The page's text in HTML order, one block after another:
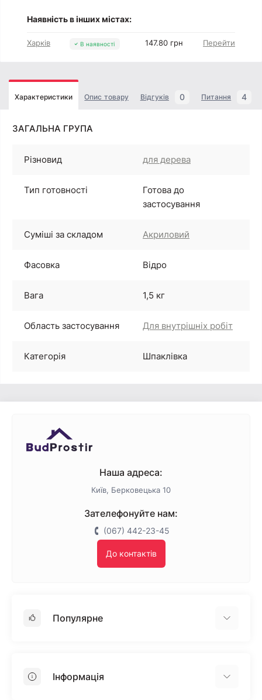
Наявність в інших містах:
Харків В наявності 147.80 грн Перейти
Характеристики Опис товару Відгуків 0 Питання 4
ЗАГАЛЬНА ГРУПА
Різновид для дерева
Тип готовності
Готова до
застосування
Суміші за складом Акриловий
Фасовка Відро
Вага 1,5 кг
Область застосування Для внутрішніх робіт
Категорія Шпаклівка
Наша адреса:
Київ, Берковецька 10
Зателефонуйте нам:
(067) 442-23-45
До контактів
Популярне
ПінопластІнформація